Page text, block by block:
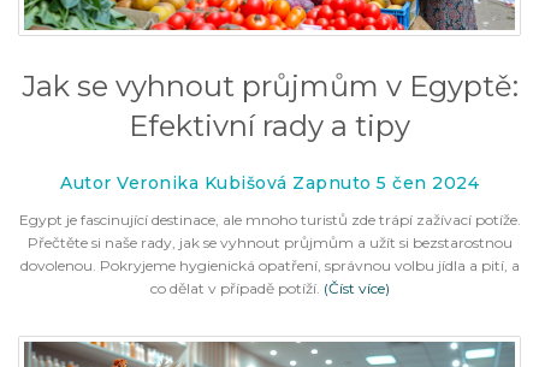
Jak se vyhnout průjmům v Egyptě:
Efektivní rady a tipy
Autor Veronika Kubišová Zapnuto 5 čen 2024
Egypt je fascinující destinace, ale mnoho turistů zde trápí zažívací potíže.
Přečtěte si naše rady, jak se vyhnout průjmům a užít si bezstarostnou
dovolenou. Pokryjeme hygienická opatření, správnou volbu jídla a pití, a
co dělat v případě potíží. (Číst více)